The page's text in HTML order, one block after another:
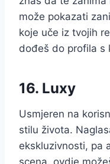
može pokazati
koje uče iz tvojih
dođeš do profila s
16. Luxy
Usmjeren na
stilu života.
ekskluzivnosti, pa
scena, ovdje